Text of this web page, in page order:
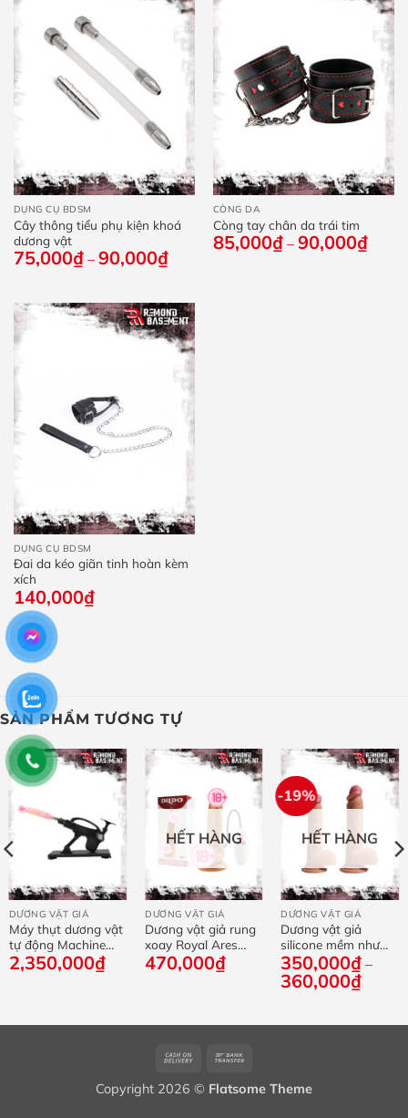
DỤNG CỤ BDSM
Cây thông tiểu phụ kiện khoá
dương vật
75,000₫ – 90,000₫Khoảng
giá:
75,000₫
đến
90,000₫
CÒNG DA
Còng tay chân da trái tim
85,000₫ – 90,000₫
giá:
DỤNG CỤ BDSM
Đai da kéo giãn tinh hoàn kèm
xích
140,000₫
SẢN PHẨM TƯƠNG TỰ
DƯƠNG VẬT GIẢ
Máy thụt dương vật
tự động Machine
Gun phiên bản 2026
2,350,000₫
HẾT HÀNG
DƯƠNG VẬT GIẢ
Dương vật giả rung
xoay Royal Ares
20×4cm sạc USB
470,000₫
-19%
HẾT HÀNG
DƯƠNG VẬT GIẢ
Dương vật giả
silicone mềm như
thật 18cm / 21cm
350,000₫ –
360,000₫
Cash
Delivery
Copyright 2026 © Flatsome Theme